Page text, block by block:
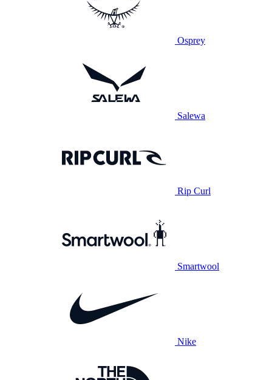
Osprey
Salewa
Rip Curl
Smartwool
Nike